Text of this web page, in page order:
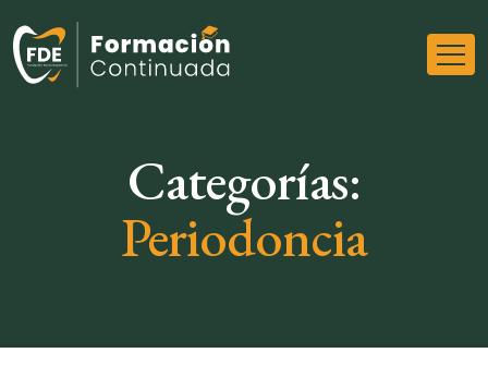
Categorías:
Periodoncia